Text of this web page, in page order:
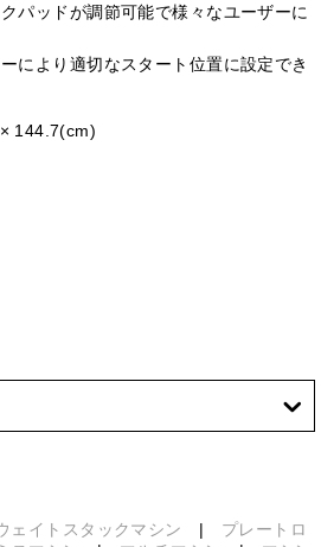
パッドが調節可能で様々なユーザーに
により適切なスタート位置に設定でき
144.7(cm)
ェイトスタックマシン | プレートロ